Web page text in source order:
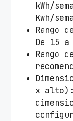
kWh/
Kwh/
Rango
De 15 a
Rango
x alto):